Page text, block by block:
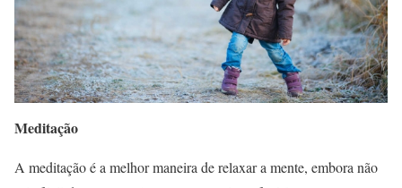
Meditação
A meditação é a melhor maneira de relaxar a mente, embora não